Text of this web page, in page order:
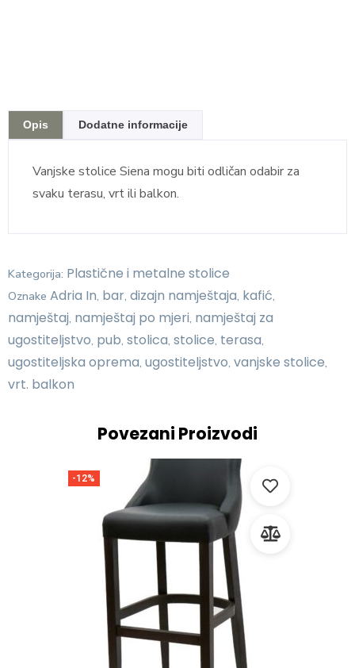
Opis Dodatne informacije
Vanjske stolice Siena mogu biti odličan odabir za
svaku terasu, vrt ili balkon.
Kategorija: Plastične i metalne stolice
Oznake Adria In, bar, dizajn namještaja, kafić,
namještaj, namještaj po mjeri, namještaj za
ugostiteljstvo, pub, stolica, stolice, terasa,
ugostiteljska oprema, ugostiteljstvo, vanjske stolice,
vrt. balkon
Povezani Proizvodi
-12%